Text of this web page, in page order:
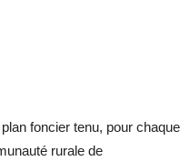
foncier tenu, pour chaque
rurale de